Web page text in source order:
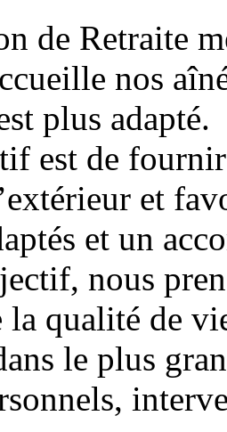
de Retraite
nos
plus adapté.
est de
et
et un
nous
la qualité de
le plus